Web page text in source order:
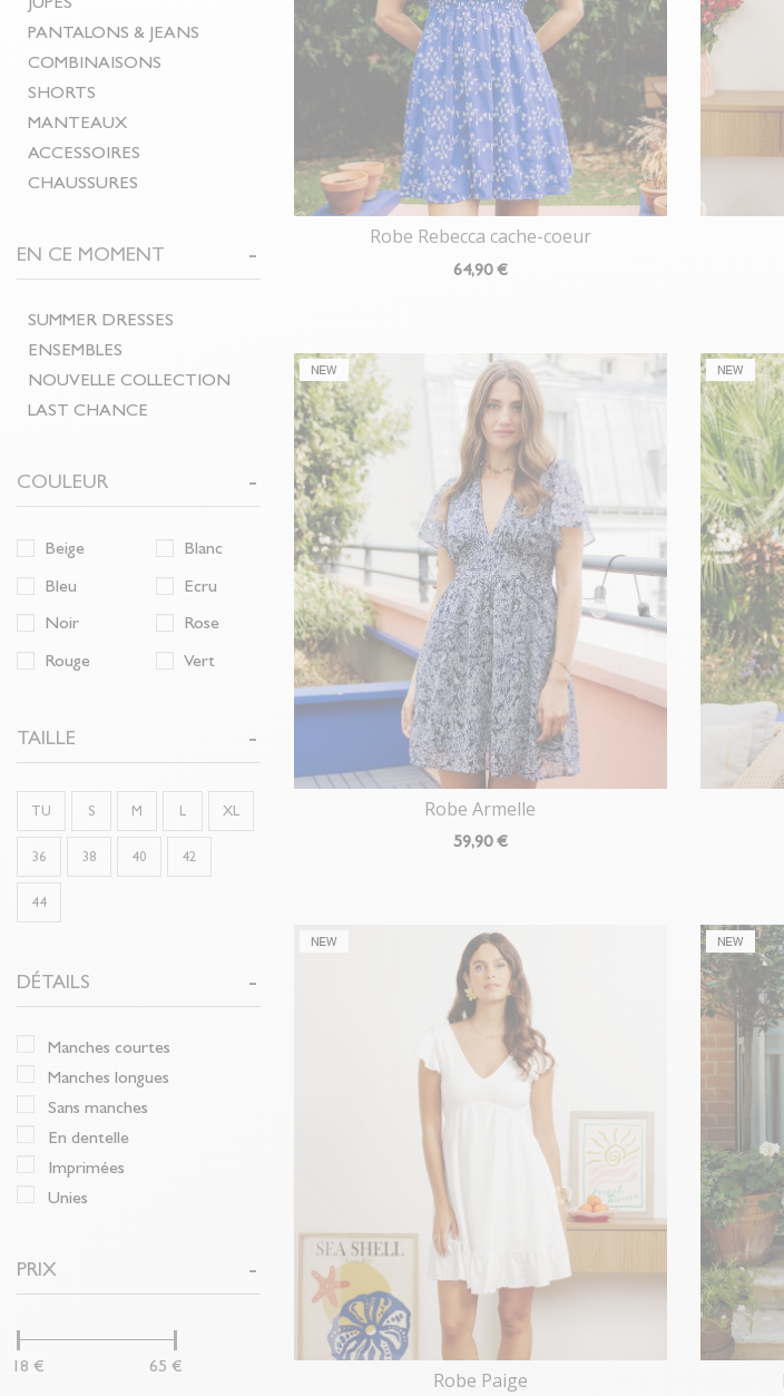
PANTALONS & JEANS
COMBINAISONS
SHORTS
MANTEAUX
ACCESSOIRES
CHAUSSURES
EN CE MOMENT
SUMMER DRESSES
ENSEMBLES
NOUVELLE COLLECTION
LAST CHANCE
COULEUR
Beige
Blanc
Bleu
Ecru
Noir
Rose
Rouge
Vert
TAILLE
TU S M L XL
36 38 40 42
44
DÉTAILS
manches courtes
manches longues
sans manches
en dentelle
imprimées
unies
PRIX
18 € 65 €
Robe Rebecca cache-coeur
64,90 €
Robe Armelle
59,90 €
Robe Paige